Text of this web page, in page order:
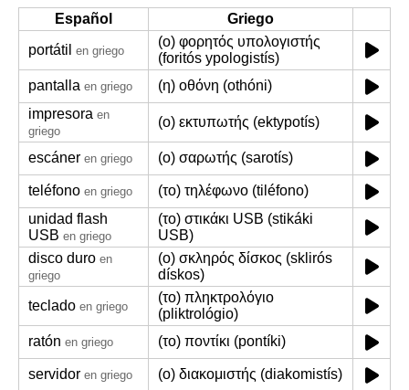
Español
Griego
portátil en griego
(ο) φορητός υπολογιστής
(foritós ypologistís)
pantalla en griego
(η) οθόνη (othóni)
impresora en
griego
(ο) εκτυπωτής (ektypotís)
escáner en griego (ο) σαρωτής (sarotís)
teléfono en griego
(το) τηλέφωνο (tiléfono)
unidad flash
USB en griego
(το) στικάκι USB (stikáki
USB)
disco duro en
griego
(ο) σκληρός δίσκος (sklirós
dískos)
teclado en griego
(το) πληκτρολόγιο
(pliktrológio)
ratón en griego (το) ποντίκι (pontíki)
servidor en griego (ο) διακομιστής (diakomistís)